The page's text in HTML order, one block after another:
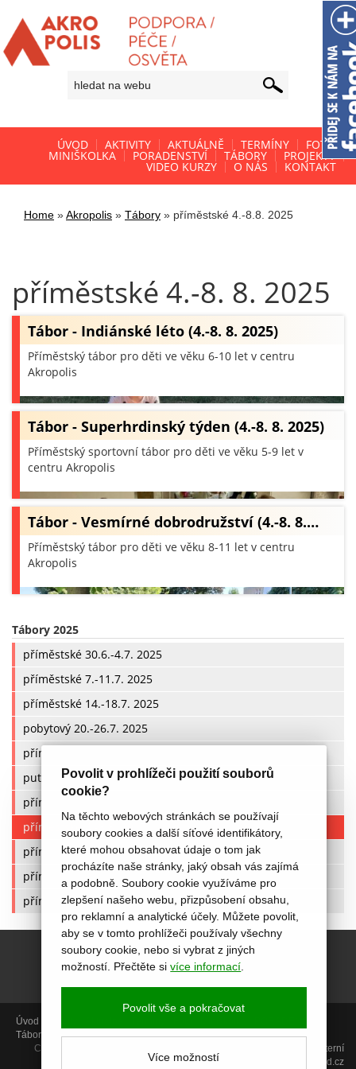
Povolit v prohlížeči použití souborů
cookie?
Na těchto webových stránkách se používají
soubory cookies a další síťové identifikátory,
které mohou obsahovat údaje o tom jak
procházíte naše stránky, jaký obsah vás zajímá
a podobně. Soubory cookie využíváme pro
zlepšení našeho webu, přizpůsobení obsahu,
pro reklamní a analytické účely. Můžete povolit,
aby se v tomto prohlížeči používaly všechny
soubory cookie, nebo si vybrat z jiných
možností. Přečtěte sivíce informací
Povolit vše a pokračovat
Více možností
ÚVOD AKTIVITY AKTUÁLNĚ TERMÍNY FOTO
MINIŠKOLKA PORADENSTVÍ TÁBORY PROJEKTY
VIDEO KURZY O NÁS KONTAKT
Home »Akropolis » Tábory » příměstské 4.-8.8. 2025
příměstské 4.-8. 8. 2025
Tábor - Indiánské léto (4.-8. 8. 2025)
Příměstský tábor pro děti ve věku 6-10 let v centru
Akropolis
Tábor - Superhrdinský týden (4.-8. 8. 2025)
Příměstský sportovní tábor pro děti ve věku 5-9 let v
centru Akropolis
Tábor - Vesmírné dobrodružství (4.-8. 8.…
Příměstský tábor pro děti ve věku 8-11 let v centru
Akropolis
Tábory 2025
příměstské 30.6.-4.7. 2025
příměstské 7.-11.7. 2025
příměstské 14.-18.7. 2025
pobytový 20.-26.7. 2025
příměstské 21.-25.7. 2025
putovní 21. - 25.7. 2025
příměstské 28.7.- 1.8.2025
příměstské 4.-8.8. 2025
příměstské 11.-15.8. 2025
příměstské 18.-22.8. 2025
příměstské 25.-29.8. 2025
Úvod
Tábory
Projekty Video kurzy O nás
Kontakt
Copyright © 2014, Centrum Akropolis, Uherské Hradiště |
Interní
icard.cz